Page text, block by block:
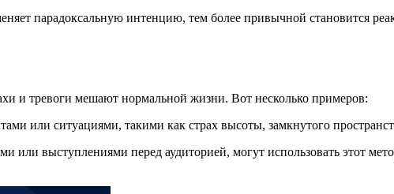
парадоксальную интенцию, тем более привычной становится
и тревоги мешают нормальной жизни. Вот несколько примеров:
или ситуациями, такими как страх высоты, замкнутого
выступлениями перед аудиторией, могут использовать этот